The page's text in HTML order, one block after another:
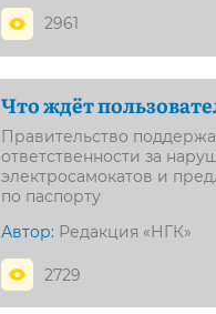
2961
Что ждёт
Правительство
ответственности за
электросамокатов и
по паспорту
Автор: Редакция «НГК»
2729